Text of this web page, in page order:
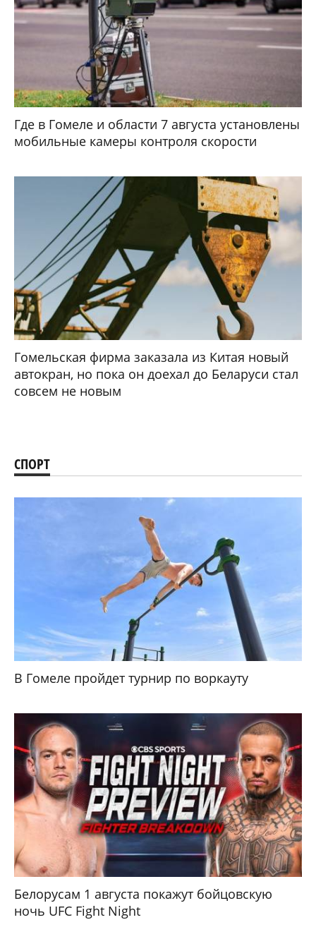
Где в Гомеле и области 7 августа установлены
мобильные камеры контроля скорости
Гомельская фирма заказала из Китая новый
автокран, но пока он доехал до Беларуси стал
совсем не новым
СПОРТ
В Гомеле пройдет турнир по воркауту
Белорусам 1 августа покажут бойцовскую
ночь UFC Fight Night